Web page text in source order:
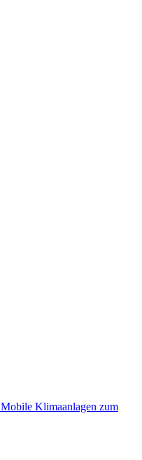
Mobile Klimaanlagen zum